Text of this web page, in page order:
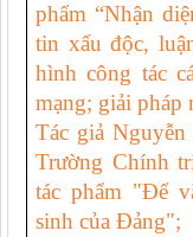
phẩm “Nhận
tin xấu độc,
hình công tác
mạng; giải pháp
Tác giả
Trường Chính
tác phẩm "Để
sinh của Đảng";